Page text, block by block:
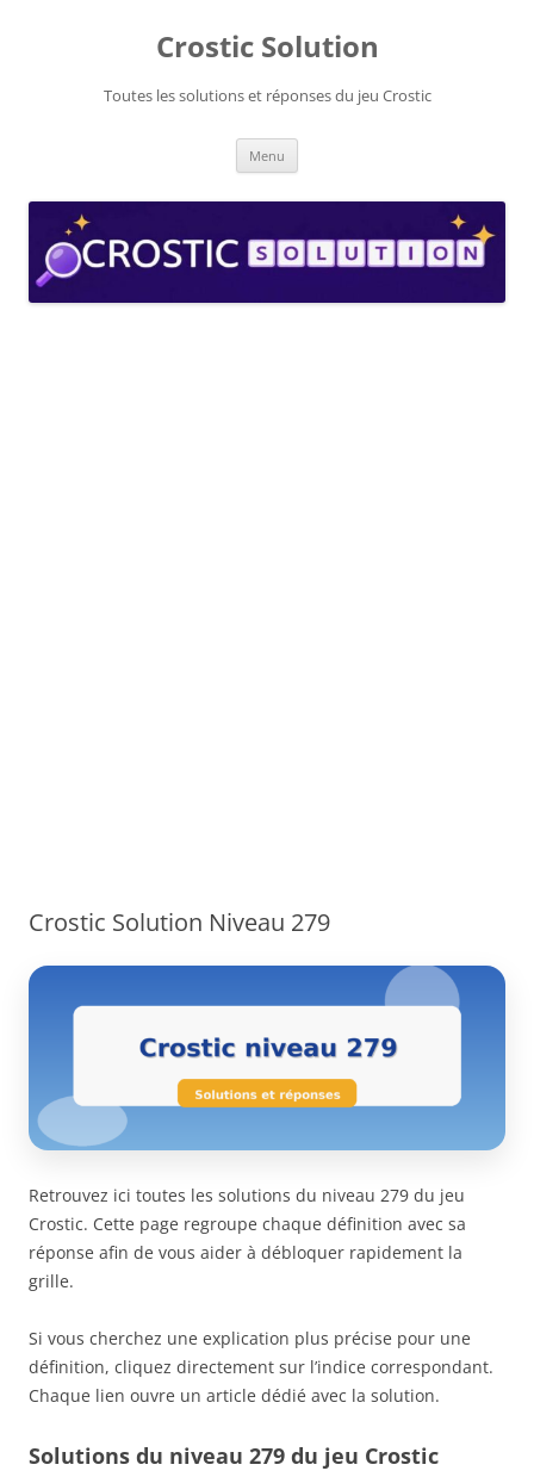
Crostic Solution
Toutes les solutions et réponses du jeu Crostic
Menu
Crostic Solution Niveau 279
Retrouvez ici toutes les solutions du niveau 279 du jeu
Crostic. Cette page regroupe chaque définition avec sa
réponse afin de vous aider à débloquer rapidement la
grille.
Si vous cherchez une explication plus précise pour une
définition, cliquez directement sur l’indice correspondant.
Chaque lien ouvre un article dédié avec la solution.
Solutions du niveau 279 du jeu Crostic